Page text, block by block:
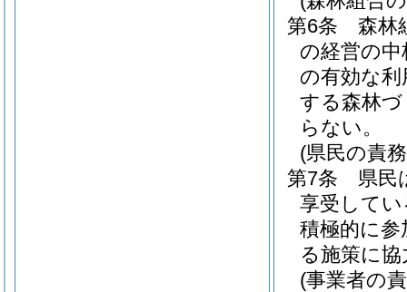
第6条
森林
の経営の
の有効な
する森林
らない。
(県民の責
第7条
県民
享受して
積極的に
る施策に
(事業者の